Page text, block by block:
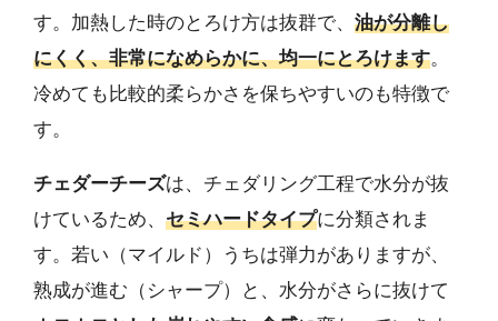
す。加熱した時のとろけ方は抜群で、 油が分離し
にくく、非常になめらかに、均一にとろけます。
冷めても比較的柔らかさを保ちやすいのも特徴で
す。
チェダーチーズは、チェダリング工程で水分が抜
けているため、 セミハードタイプに分類されま
す。若い（マイルド）うちは弾力がありますが、
熟成が進む（シャープ）と、水分がさらに抜けて